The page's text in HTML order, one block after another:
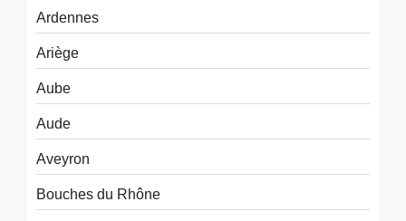
Ardennes
Ariège
Aube
Aude
Aveyron
Bouches du Rhône